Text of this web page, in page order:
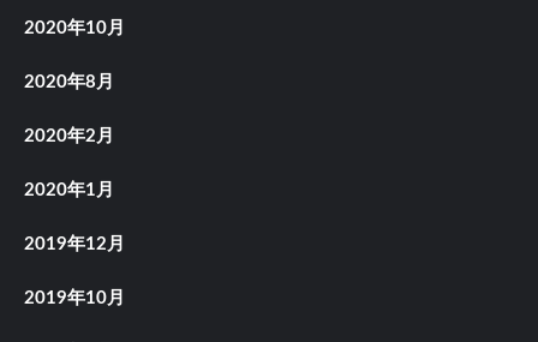
2020年10月
2020年8月
2020年2月
2020年1月
2019年12月
2019年10月